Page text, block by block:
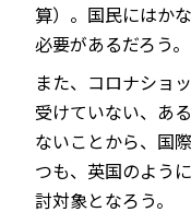
算）。国民にはか
必要があるだろう。
また、コロナショ
受けていない、あ
ないことから、国
つも、英国のよう
討対象となろう。